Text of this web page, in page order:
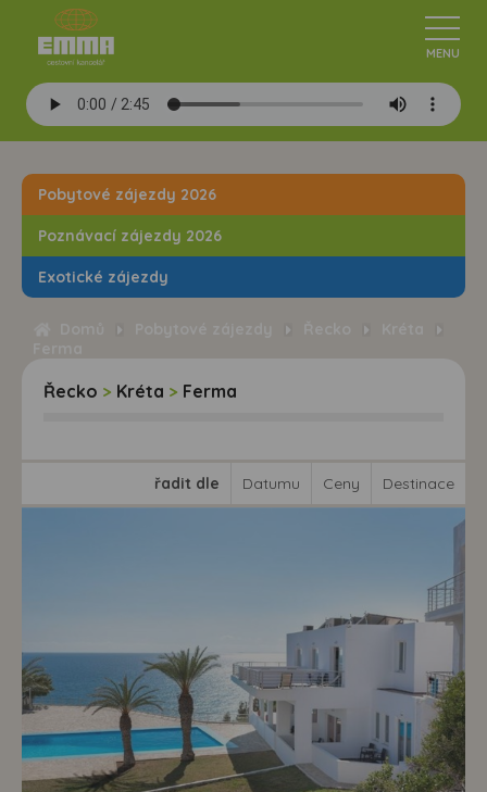
Pobytové zájezdy 2026
Poznávací zájezdy 2026
Exotické zájezdy
Řecko > Kréta > Ferma
řadit dle Datumu Ceny Destinace